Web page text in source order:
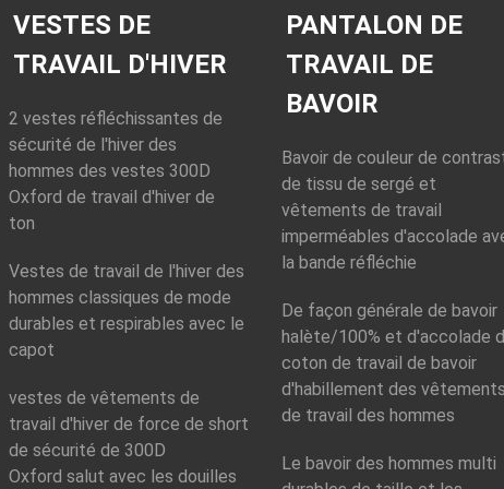
Style:
Homme/vêtements
de fonctionnement
Coton
Texture: Sergé
270g/m2 / comme
demande
avec la tuyauterie
Style:
Homme/vêtements
de fonctionnement
polyester 35% de
65%
Texture:
Tissu de
Poids de tissu:240
g/m2/comme
demande
Style:
de fonctionnement
Matériel:
Coton
Poids du tissu:
270g/m2 / comme
demande
VESTES DE
TRAVAIL D'HIVER
2 vestes réfléchissantes de
sécurité de l'hiver des
hommes des vestes 300D
Oxford de travail d'hiver de
ton
Vestes de travail de l'hiver des
hommes classiques de mode
durables et respirables avec le
capot
vestes de vêtements de
travail d'hiver de force de short
de sécurité de 300D
Oxford salut avec les douilles
PANTALON DE
TRAVAIL DE
BAVOIR
Bavoir de couleur de
de tissu de sergé et
vêtements de travail
imperméables d'accolade
la bande réfléchie
De façon générale de bavoir
halète/100% et d'accolade
coton de travail de bavoir
d'habillement des vêtements
de travail des hommes
Le bavoir des hommes multi